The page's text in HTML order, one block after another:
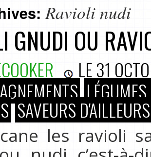
Ravioli nudi
GNUDI OU
LE31
SAVEURS D'AILLEURS
les ravioli